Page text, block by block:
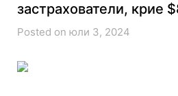
застрахователи, крие
Posted on юли 3, 2024